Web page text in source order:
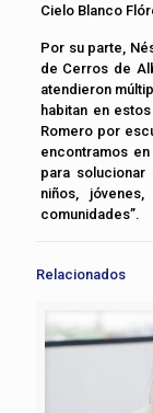
Cielo Blanco
Por su parte,
de Cerros de
atendieron
habitan en
Romero por
encontramos
para
niños,
comunidades”.
Relacionados